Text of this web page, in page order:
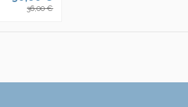
36,00 €